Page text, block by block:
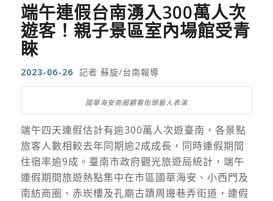
端午連假台南湧入300萬人次
遊客！ 親子景區室內場館受青
睞
2023-06-26 記者 蘇旋/台南報導
國華海安商圈觀看街頭藝人表演
端午四天連假估計有逾300萬人次遊臺南，各景點
旅客人數相較去年同期逾2成成長，同時連假期間
住宿率逾9成。臺南市政府觀光旅遊局統計，端午
連假期間旅遊熱點集中在市區國華海安、小西門及
南紡商圈、赤崁樓及孔廟古蹟周邊巷弄街道，連假